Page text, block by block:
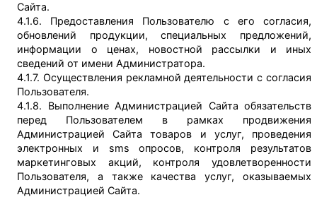
Сайта.
4.1.6. Предоставления Пользователю с его согласия,
обновлений продукции, специальных предложений,
информации о ценах, новостной рассылки и иных
сведений от имени Администратора.
4.1.7. Осуществления рекламной деятельности с согласия
Пользователя.
4.1.8. Выполнение Администрацией Сайта обязательств
перед Пользователем в рамках продвижения
Администрацией Сайта товаров и услуг, проведения
электронных и sms опросов, контроля результатов
маркетинговых акций, контроля удовлетворенности
Пользователя, а также качества услуг, оказываемых
Администрацией Сайта.